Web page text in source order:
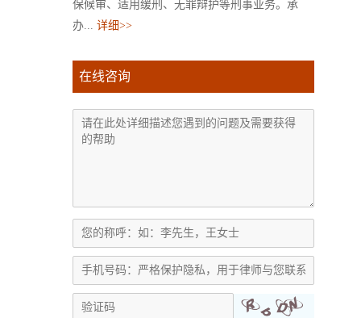
保候审、适用缓刑、无罪辩护等刑事业务。承
办... 详细>>
在线咨询